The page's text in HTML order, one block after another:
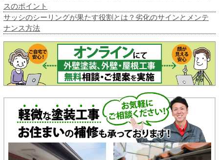
スのポイント
サッシのシーリングが果たす役割とは？劣化のサインとメンテ
ナンス方法